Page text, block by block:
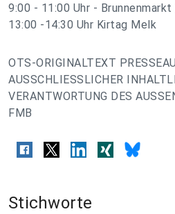
9:00 - 11:00 Uhr -
13:00 -14:30 Uhr Kirtag Melk
OTS-ORIGINALTEXT
AUSSCHLIESSLICHER
VERANTWORTUNG DES
FMB
Stichworte